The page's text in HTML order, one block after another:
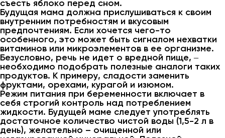
съесть яблоко перед сном.
Будущая мама должна прислушиваться к своим
внутренним потребностям и вкусовым
предпочтениям. Если хочется чего-то
особенного, это может быть сигналом нехватки
витаминов или микроэлементов в ее организме.
Безусловно, речь не идет о вредной пище, ‒
необходимо подобрать полезные аналоги таких
продуктов. К примеру, сладости заменить
фруктами, орехами, курагой и изюмом.
Режим питания при беременности включает в
себя строгий контроль над потреблением
жидкости. Будущей маме следует употреблять
достаточное количество чистой воды (1,5-2 л в
день), желательно – очищенной или